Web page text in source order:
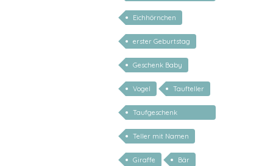
personalisierbar
Eichhörnchen
erster Geburtstag
Geschenk Baby
Vogel Taufteller
Taufgeschenk
personalisiert
Teller mit Namen
Giraffe Bär